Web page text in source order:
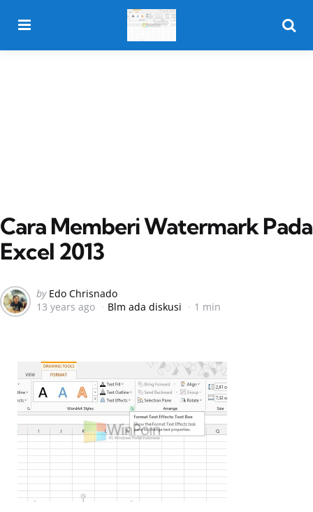
Cara Memberi Watermark Pada
Excel 2013
Posted
by
by Edo Chrisnado
13 years ago
Blm ada diskusi 1 min